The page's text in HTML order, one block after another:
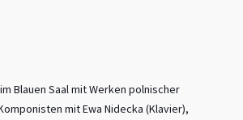
Blauen Saal mit Werken polnischer
mit Ewa Nidecka (Klavier),